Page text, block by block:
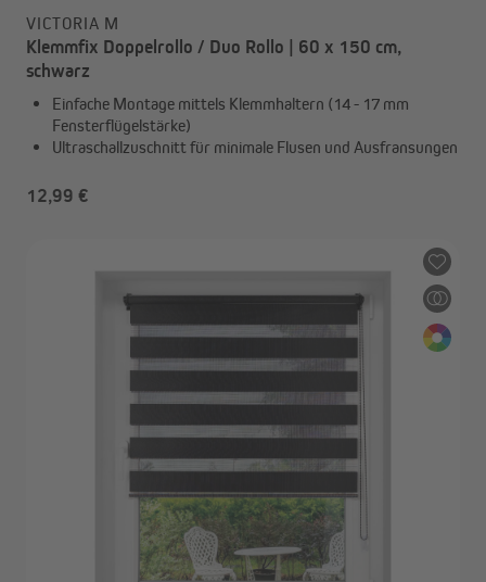
VICTORIA M
Klemmfix Doppelrollo / Duo Rollo | 60 x 150 cm,
schwarz
Einfache Montage mittels Klemmhaltern (14 - 17 mm
Fensterflügelstärke)
Ultraschallzuschnitt für minimale Flusen und Ausfransungen
12,99 €